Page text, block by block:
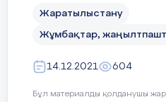
Жаратылыстану
Жұмбақтар,
14.12.2021 604
Бұл материалды қолданушы